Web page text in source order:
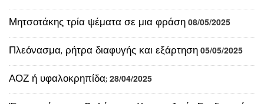
Πλεόνασμα, ρήτρα διαφυγής και εξάρτηση 05/05/2025
ΑΟΖ ή υφαλοκρηπίδα; 28/04/2025
Ένας ανάπηρος Θαλάσσιος Χωροταξικός Σχεδιασμός
24/04/2025